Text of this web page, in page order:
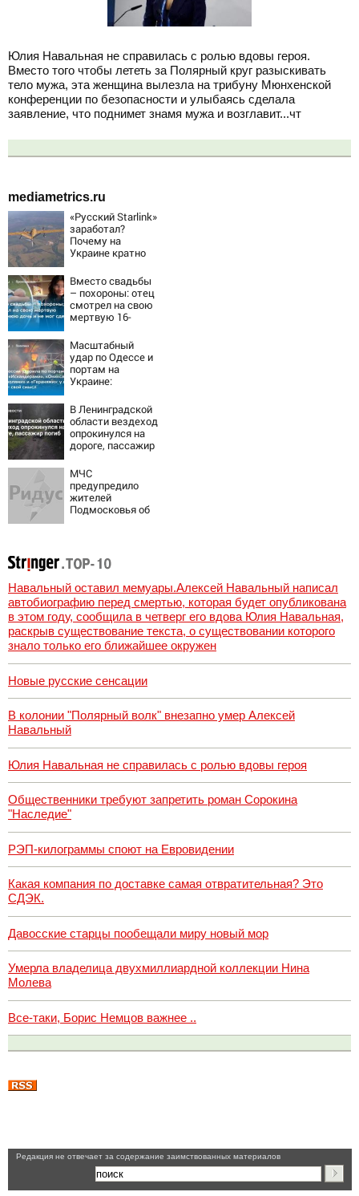
Юлия Навальная не справилась с ролью вдовы героя.
Вместо того чтобы лететь за Полярный круг разыскивать
тело мужа, эта женщина вылезла на трибуну Мюнхенской
конференции по безопасности и улыбаясь сделала
заявление, что поднимет знамя мужа и возглавит...чт
mediametrics.ru
«Русский Starlink»
заработал?
Почему на
Украине кратно
точность
попаданий по
объектам ВСУ
Вместо свадьбы
– похороны: отец
смотрел на свою
мертвую 16-
мог сдержать
слезы
Масштабный
удар по Одессе и
портам на
Украине:
новости,
подробности об
ударах России 9
августа 2026 года
В Ленинградской
области вездеход
опрокинулся на
дороге, пассажир
МЧС
предупредило
жителей
Подмосковья об
Навальный оставил мемуары.Алексей Навальный написал
автобиографию перед смертью, которая будет опубликована
в этом году, сообщила в четверг его вдова Юлия Навальная,
раскрыв существование текста, о существовании которого
знало только его ближайшее окружен
Новые русские сенсации
В колонии "Полярный волк" внезапно умер Алексей
Навальный
Юлия Навальная не справилась с ролью вдовы героя
Общественники требуют запретить роман Сорокина
"Наследие"
РЭП-килограммы споют на Евровидении
Какая компания по доставке самая отвратительная? Это
СДЭК.
Давосские старцы пообещали миру новый мор
Умерла владелица двухмиллиардной коллекции Нина
Молева
Все-таки, Борис Немцов важнее ..
Pедакция не отвечает за содержание заимствованных материалов